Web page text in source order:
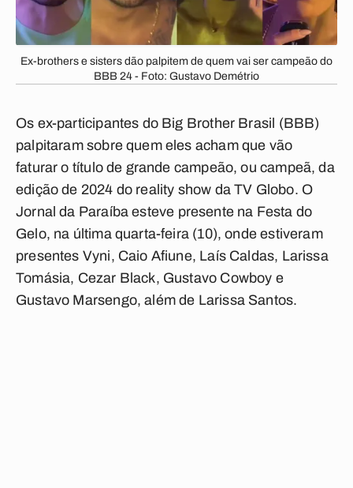
Ex-brothers e sisters dão palpitem de quem vai ser campeão do
BBB 24 - Foto: Gustavo Demétrio
Os ex-participantes do Big Brother Brasil (BBB)
palpitaram sobre quem eles acham que vão
faturar o título de grande campeão, ou campeã, da
edição de 2024 do reality show da TV Globo. O
Jornal da Paraíba esteve presente na Festa do
Gelo, na última quarta-feira (10), onde estiveram
presentes Vyni, Caio Afiune, Laís Caldas, Larissa
Tomásia, Cezar Black, Gustavo Cowboy e
Gustavo Marsengo, além de Larissa Santos.